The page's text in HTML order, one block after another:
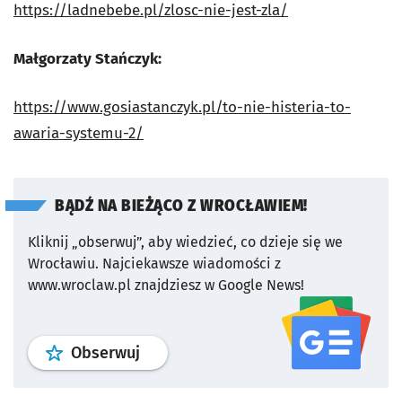
https://ladnebebe.pl/zlosc-nie-jest-zla/
Małgorzaty Stańczyk:
https://www.gosiastanczyk.pl/to-nie-histeria-to-
awaria-systemu-2/
BĄDŹ NA BIEŻĄCO Z WROCŁAWIEM!
Kliknij „obserwuj”, aby wiedzieć, co dzieje się we
Wrocławiu. Najciekawsze wiadomości z
www.wroclaw.pl znajdziesz w Google News!
Obserwuj profil serwisu